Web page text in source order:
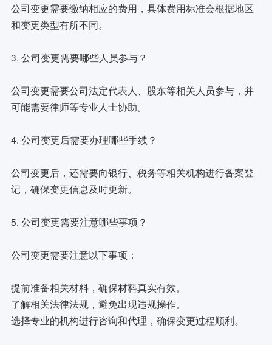
公司变更需要缴纳相应的费用，具体费用标准会根据地区
和变更类型有所不同。
3. 公司变更需要哪些人员参与？
公司变更需要公司法定代表人、股东等相关人员参与，并
可能需要律师等专业人士协助。
4. 公司变更后需要办理哪些手续？
公司变更后，还需要向银行、税务等相关机构进行备案登
记，确保变更信息及时更新。
5. 公司变更需要注意哪些事项？
公司变更需要注意以下事项：
提前准备相关材料，确保材料真实有效。
了解相关法律法规，避免出现违规操作。
选择专业的机构进行咨询和代理，确保变更过程顺利。